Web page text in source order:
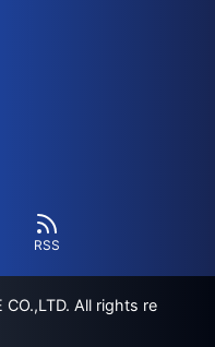
RSS
All rights re